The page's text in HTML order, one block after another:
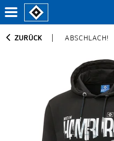
ZURÜCK ABSCHLACH!